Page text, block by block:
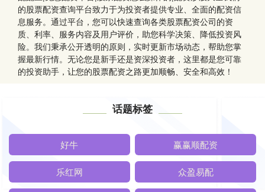
的股票配资查询平台致力于为投资者提供专业、全面的配资信
息服务。通过平台，您可以快速查询各类股票配资公司的资
质、利率、服务内容及用户评价，助您科学决策、降低投资风
险。我们秉承公开透明的原则，实时更新市场动态，帮助您掌
握最新行情。无论您是新手还是资深投资者，这里都是您可靠
的投资助手，让您的股票配资之路更加顺畅、安全和高效！
话题标签
好牛 赢赢顺配资
乐红网 众盈易配